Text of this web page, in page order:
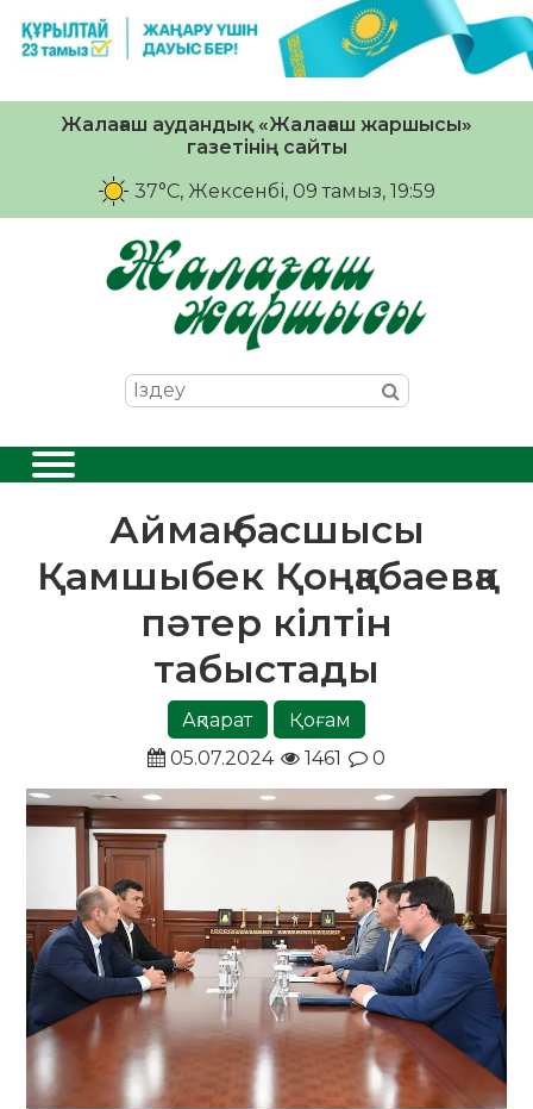
Жалағаш аудандық «Жалағаш жаршысы»
газетінің сайты
37°C, Жексенбі, 09 тамыз, 19:59
Аймақ басшысы
Қамшыбек Қоңқабаевқа
пәтер кілтін
табыстады
Ақпарат
Қоғам
05.07.2024
1461 0